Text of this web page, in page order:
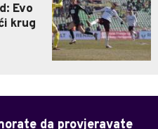
Evo
krug
da provjeravate